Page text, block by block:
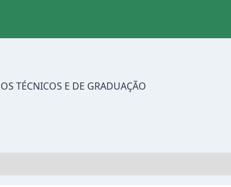
TÉCNICOS E DE GRADUAÇÃO